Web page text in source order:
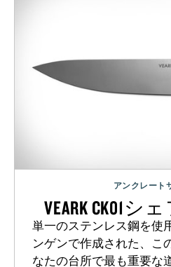
アンクレート
VEARK CK01
単一のステンレス鋼を使
ンゲンで作成された、こ
なたの台所で最も重要な